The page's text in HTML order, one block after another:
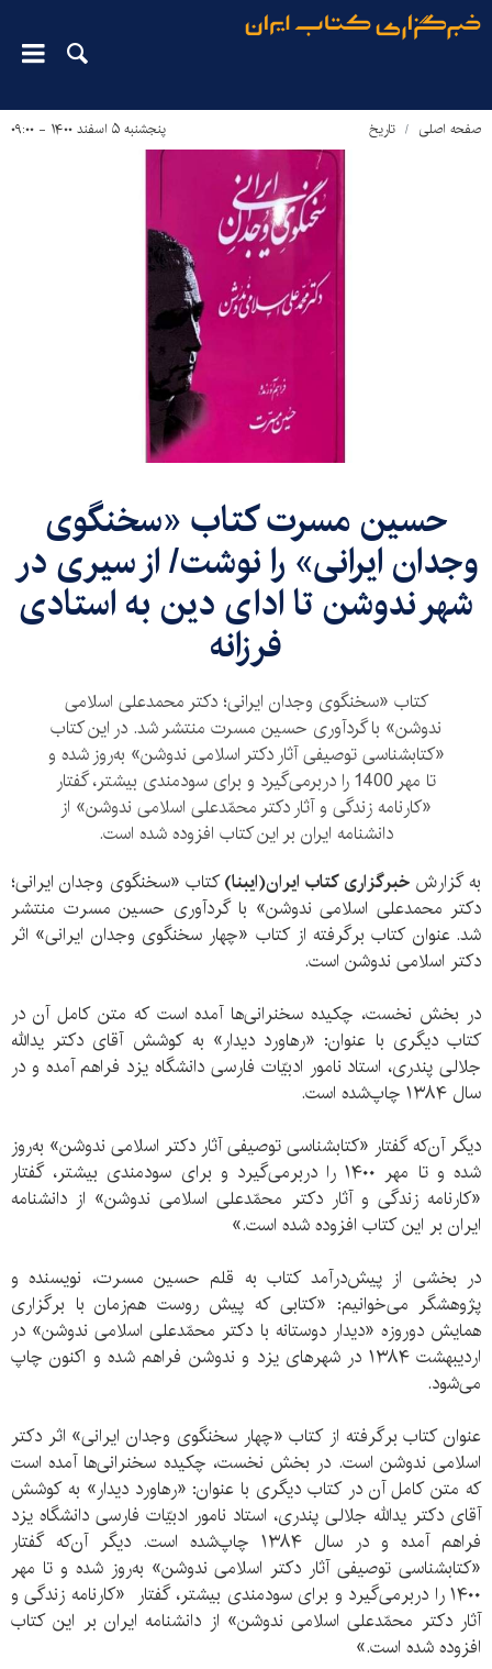
صفحه اصلی تاریخ پنجشنبه ۵ اسفند ۱۴۰۰ - ۰۹:۰۰
حسین مسرت کتاب «سخنگوی
وجدان ایرانی» را نوشت/ از سیری در
شهر ندوشن تا ادای دین به استادی
فرزانه
کتاب «سخنگوی وجدان ایرانی؛ دکتر محمدعلی اسلامی
ندوشن» با گردآوری حسین مسرت منتشر شد. در این کتاب
«کتابشناسی توصیفی آثار دکتر اسلامی ندوشن» به‌روز شده و
تا مهر 1400 را دربرمی‌گیرد و برای سودمندی بیشتر، گفتار
«کارنامه زندگی و آثار دکتر محمّدعلی اسلامی ندوشن» از
دانشنامه ایران بر این کتاب افزوده شده است.
به گزارشخبرگزاری کتاب ایران(ایبنا)کتاب «سخنگوی وجدان ایرانی؛
دکتر محمدعلی اسلامی ندوشن» با گردآوری حسین مسرت منتشر
شد. عنوان کتاب برگرفته از کتاب «چهار سخنگوی وجدان ایرانی» اثر
دکتر اسلامی ندوشن است.
در بخش نخست، چکیده سخنرانی‌ها آمده است که متن کامل آن در
کتاب دیگری با عنوان: «رهاورد دیدار» به کوشش آقای دکتر یدالله
جلالی پندری، استاد نامور ادبیّات فارسی دانشگاه یزد فراهم آمده و در
سال ۱۳۸۴ چاپ‌شده است.
دیگر آن‌که گفتار «کتابشناسی توصیفی آثار دکتر اسلامی ندوشن» به‌روز
شده و تا مهر ۱۴۰۰ را دربرمی‌گیرد و برای سودمندی بیشتر، گفتار
«کارنامه زندگی و آثار دکتر محمّدعلی اسلامی ندوشن» از دانشنامه
ایران بر این کتاب افزوده شده است.»
در بخشی از پیش‌درآمد کتاب به قلم حسین مسرت، نویسنده و
پژوهشگر می‌خوانیم: «کتابی که پیش روست هم‌زمان با برگزاری
همایش دوروزه «دیدار دوستانه با دکتر محمّدعلی اسلامی ندوشن» در
اردیبهشت ۱۳۸۴ در شهرهای یزد و ندوشن فراهم شده و اکنون چاپ
می‌شود.
عنوان کتاب برگرفته از کتاب «چهار سخنگوی وجدان ایرانی» اثر دکتر
اسلامی ندوشن است. در بخش نخست، چکیده سخنرانی‌ها آمده است
که متن کامل آن در کتاب دیگری با عنوان: «رهاورد دیدار» به کوشش
آقای دکتر یدالله جلالی پندری، استاد نامور ادبیّات فارسی دانشگاه یزد
فراهم آمده و در سال ۱۳۸۴ چاپ‌شده است. دیگر آن‌که گفتار
«کتابشناسی توصیفی آثار دکتر اسلامی ندوشن» به‌روز شده و تا مهر
۱۴۰۰ را دربرمی‌گیرد و برای سودمندی بیشتر، گفتار «کارنامه زندگی و
آثار دکتر محمّدعلی اسلامی ندوشن» از دانشنامه ایران بر این کتاب
افزوده شده است.»